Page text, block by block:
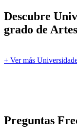
Descubre
grado de
+ Ver más
Preguntas